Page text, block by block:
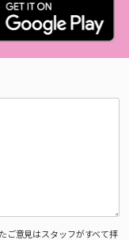
ご意見はスタッフがすべて拝